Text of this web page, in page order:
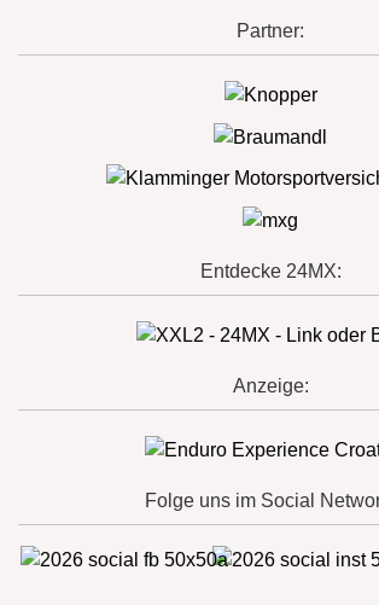
Partner:
Entdecke 24MX:
Anzeige:
Folge uns im Social